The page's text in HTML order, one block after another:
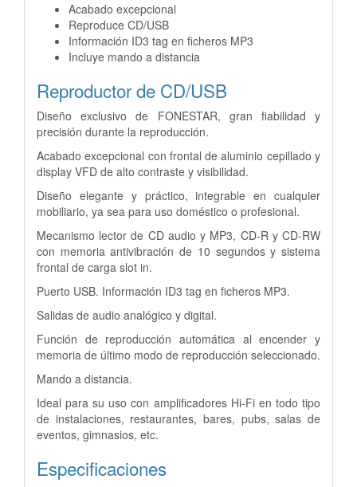
Acabado excepcional
Reproduce CD/USB
Información ID3 tag en ficheros MP3
Incluye mando a distancia
Reproductor de CD/USB
Diseño exclusivo de FONESTAR, gran fiabilidad y
precisión durante la reproducción.
Acabado excepcional con frontal de aluminio cepillado y
display VFD de alto contraste y visibilidad.
Diseño elegante y práctico, integrable en cualquier
mobiliario, ya sea para uso doméstico o profesional.
Mecanismo lector de CD audio y MP3, CD-R y CD-RW
con memoria antivibración de 10 segundos y sistema
frontal de carga slot in.
Puerto USB. Información ID3 tag en ficheros MP3.
Salidas de audio analógico y digital.
Función de reproducción automática al encender y
memoria de último modo de reproducción seleccionado.
Mando a distancia.
Ideal para su uso con amplificadores Hi-Fi en todo tipo
de instalaciones, restaurantes, bares, pubs, salas de
eventos, gimnasios, etc.
Especificaciones